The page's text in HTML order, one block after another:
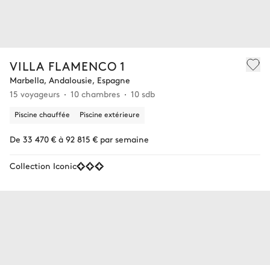
VILLA FLAMENCO 1
Marbella, Andalousie, Espagne
15 voyageurs
10 chambres 10 sdb
Piscine chauffée Piscine extérieure
De 33 470 € à 92 815 € par semaine
Collection Iconic